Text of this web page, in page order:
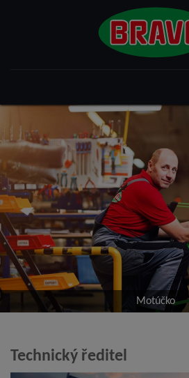
Motúčko
Technický ředitel